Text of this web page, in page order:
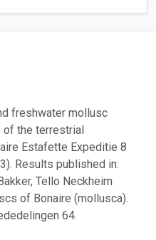
freshwater mollusc
of the terrestrial
Estafette Expeditie 8
Results published in:
Tello Neckheim
of Bonaire (mollusca).
64.